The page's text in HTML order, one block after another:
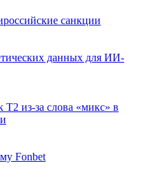
санкции
данных для ИИ-
из-за слова «микс» в
Fonbet